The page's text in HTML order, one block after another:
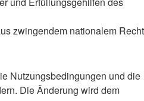
zwingendem nationalem Recht
Nutzungsbedingungen und die
Die Änderung wird dem